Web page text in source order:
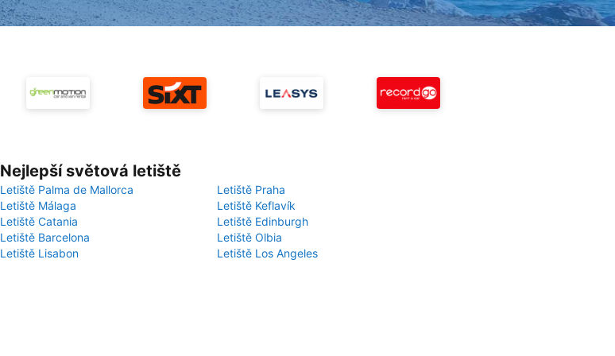
Nejlepší světová letiště
Letiště Palma de Mallorca
Letiště Praha
Letiště Málaga
Letiště Keflavík
Letiště Catania
Letiště Edinburgh
Letiště Barcelona
Letiště Olbia
Letiště Lisabon
Letiště Los Angeles